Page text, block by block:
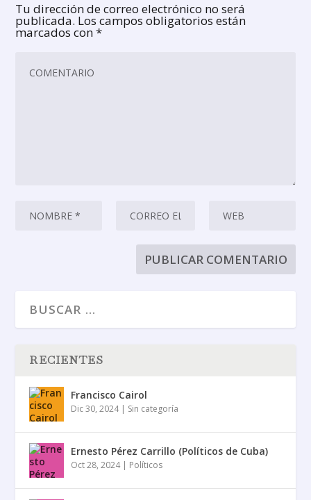
Tu dirección de correo electrónico no será
publicada. Los campos obligatorios están
marcados con*
RECIENTES
Francisco Cairol
Dic 30, 2024| Sin categoría
Ernesto Pérez Carrillo (Políticos de Cuba)
Oct 28, 2024| Políticos